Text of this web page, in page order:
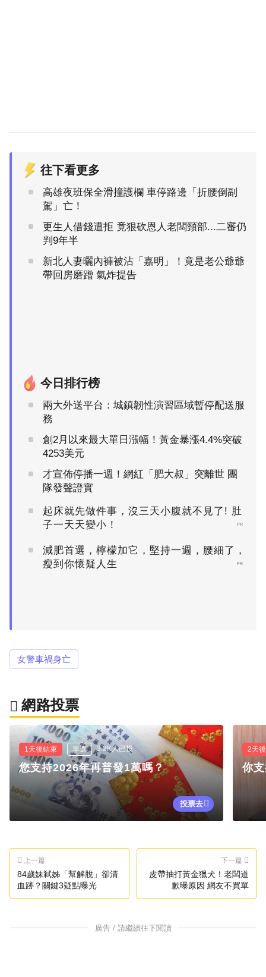
往下看更多
高雄夜班保全滑撞護欄 車停路邊「折腰倒副
駕」亡！
更生人借錢遭拒 竟狠砍恩人老闆頸部...二審仍
判9年半
新北人妻曬內褲被沾「嘉明」！竟是老公爺爺
帶回房磨蹭 氣炸提告
今日排行榜
兩大外送平台：城鎮韌性演習區域暫停配送服
務
創2月以來最大單日漲幅！黃金暴漲4.4%突破
4253美元
才宣佈停播一週！網紅「肥大叔」突離世 團
隊發聲證實
起床就先做件事，沒三天小腹就不見了! 肚
子一天天變小！
PR
減肥首選，檸檬加它，堅持一週，腰細了，
瘦到你懷疑人生
PR
女警車禍身亡
網路投票
1天後結束 單選 3.2K人已投
您支持2026年再普發1萬嗎？
投票去
2天
你
上一篇
84歲妹弒姊「幫解脫」卻清
血跡？關鍵3疑點曝光
下一篇
皮帶抽打黃金獵犬！老闆道
歉曝原因 網友不買單
廣告 / 請繼續往下閱讀